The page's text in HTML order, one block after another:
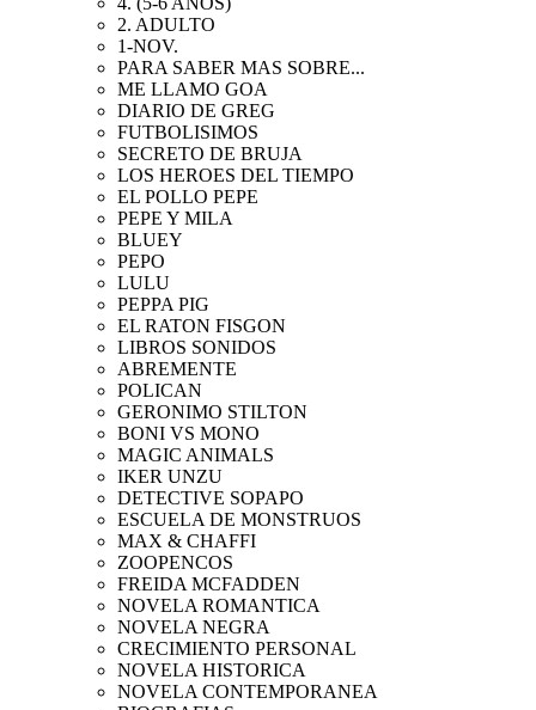
2. ADULTO
1-NOV.
PARA SABER MAS SOBRE...
ME LLAMO GOA
DIARIO DE GREG
FUTBOLISIMOS
SECRETO DE BRUJA
LOS HEROES DEL TIEMPO
EL POLLO PEPE
PEPE Y MILA
BLUEY
PEPO
LULU
PEPPA PIG
EL RATON FISGON
LIBROS SONIDOS
ABREMENTE
POLICAN
GERONIMO STILTON
BONI VS MONO
MAGIC ANIMALS
IKER UNZU
DETECTIVE SOPAPO
ESCUELA DE MONSTRUOS
MAX & CHAFFI
ZOOPENCOS
FREIDA MCFADDEN
NOVELA ROMANTICA
NOVELA NEGRA
CRECIMIENTO PERSONAL
NOVELA HISTORICA
NOVELA CONTEMPORANEA